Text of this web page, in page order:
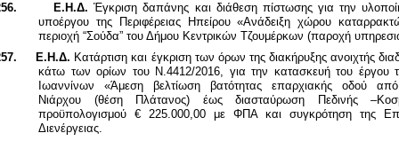
Ε.Η.Δ.Έγκριση δαπάνης και διάθεση πίστωσης για την
υποέργου της Περιφέρειας Ηπείρου «Ανάδειξη χώρου
περιοχή “Σούδα” του Δήμου Κεντρικών Τζουμέρκων (παροχή
Ε.Η.Δ. Κατάρτιση και έγκριση των όρων της διακήρυξης ανοιχτής
κάτω των ορίων του Ν.4412/2016, για την κατασκευή του έργου
Ιωαννίνων «Άμεση βελτίωση βατότητας επαρχιακής οδού
Νιάρχου (θέση Πλάτανος) έως διασταύρωση Πεδινής
προϋπολογισμού € 225.000,00 με ΦΠΑ και συγκρότηση της
Διενέργειας.